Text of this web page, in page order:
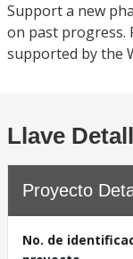
Support a new
on past progress.
supported by the
Llave
Proyecto
No. de